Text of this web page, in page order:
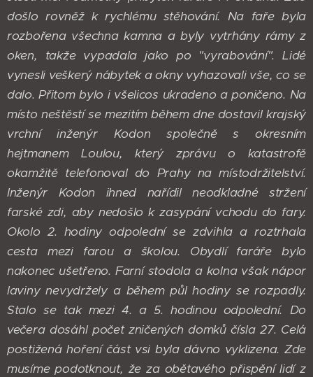
došlo rovněž k rychlému stěhování. Na faře byla
rozbořena všechna kamna a byly vytrhány rámy z
oken, takže vypadala jako po "vyrabování". Lidé
vynesli veškerý nábytek a okny vyhazovali vše, co se
dalo. Přitom bylo i všelicos ukradeno a poničeno. Na
místo neštěstí se mezitím během dne dostavil krajský
vrchní inženýr Kodon společně s okresním
hejtmanem Loulou, který zprávu o katastrofě
okamžitě telefonoval do Prahy na místodržitelství.
Inženýr Kodon ihned nařídil neodkladné stržení
farské zdi, aby nedošlo k zasypání vchodu do fary.
Okolo 2. hodiny odpolední se zdvihla a roztrhala
cesta mezi farou a školou. Obydlí faráře bylo
nakonec ušetřeno. Farní stodola a kolna však nápor
laviny nevydržely a během půl hodiny se rozpadly.
Stalo se tak mezi 4. a 5. hodinou odpolední. Do
večera dosáhl počet zničených domků čísla 27. Celá
postižená hoření část vsi byla dávno vyklizena. Zde
musíme podotknout, že za obětavého přispění lidí z